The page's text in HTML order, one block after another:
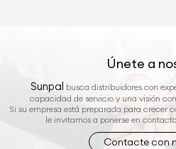
Únete a
Sunpal busca distribuidores con
capacidad de servicio y una visión
Si su empresa está preparada para crecer
le invitamos a ponerse en
Contacte con